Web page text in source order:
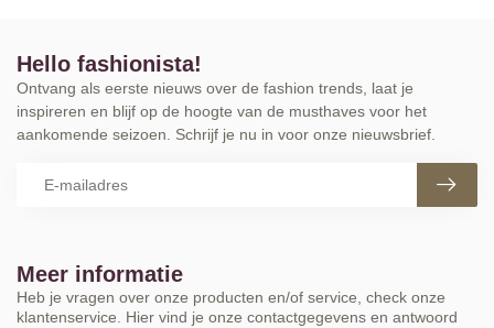
Meer informatie
Heb je vragen over onze producten en/of service, check onze
klantenservice. Hier vind je onze contactgegevens en antwoord
Hello fashionista!
Ontvang als eerste nieuws over de fashion trends, laat je
inspireren en blijf op de hoogte van de musthaves voor het
aankomende seizoen. Schrijf je nu in voor onze nieuwsbrief.